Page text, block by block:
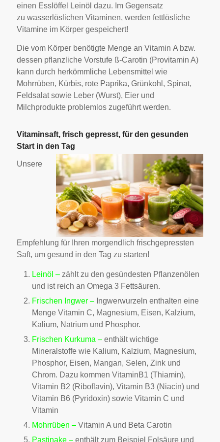
einen Esslöffel Leinöl dazu. Im Gegensatz
zu wasserlöslichen Vitaminen, werden fettlösliche
Vitamine im Körper gespeichert!
Die vom Körper benötigte Menge an Vitamin A bzw.
dessen pflanzliche Vorstufe ß-Carotin (Provitamin A)
kann durch herkömmliche Lebensmittel wie
Mohrrüben, Kürbis, rote Paprika, Grünkohl, Spinat,
Feldsalat sowie Leber (Wurst), Eier und
Milchprodukte problemlos zugeführt werden.
Vitaminsaft, frisch gepresst, für den gesunden
Start in den Tag
Unsere
Empfehlung für Ihren morgendlich frischgepressten
Saft, um gesund in den Tag zu starten!
Leinöl – zählt zu den gesündesten Pflanzenölen
und ist reich an Omega 3 Fettsäuren.
Frischen Ingwer – Ingwerwurzeln enthalten eine
Menge Vitamin C, Magnesium, Eisen, Kalzium,
Kalium, Natrium und Phosphor.
Frischen Kurkuma – enthält wichtige
Mineralstoffe wie Kalium, Kalzium, Magnesium,
Phosphor, Eisen, Mangan, Selen, Zink und
Chrom. Dazu kommen VitaminB1 (Thiamin),
Vitamin B2 (Riboflavin), Vitamin B3 (Niacin) und
Vitamin B6 (Pyridoxin) sowie Vitamin C und
Vitamin
Mohrrüben – Vitamin A und Beta Carotin
Pastinake – enthält zum Beispiel Folsäure und